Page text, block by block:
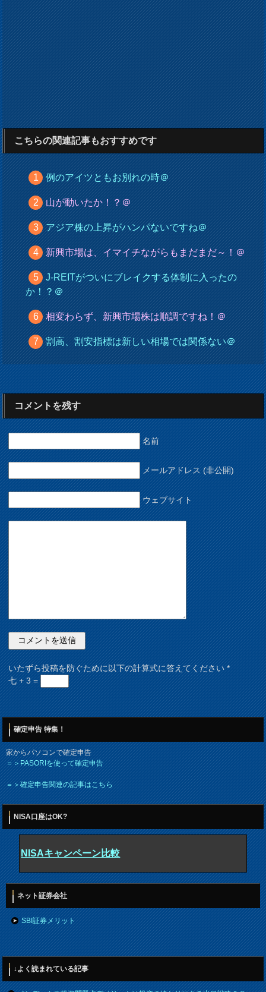
こちらの関連記事もおすすめです
例のアイツともお別れの時＠
山が動いたか！？＠
アジア株の上昇がハンパないですね＠
新興市場は、イマイチながらもまだまだ～！＠
J-REITがついにブレイクする体制に入ったの
か！？＠
相変わらず、新興市場株は順調ですね！＠
割高、割安指標は新しい相場では関係ない＠
コメントを残す
名前
メールアドレス (非公開)
ウェブサイト
いたずら投稿を防ぐために以下の計算式に答えてください*
七 + 3 =
確定申告 特集！
家からパソコンで確定申告
＝＞PASORIを使って確定申告
＝＞確定申告関連の記事はこちら
NISA口座はOK?
NISAキャンペーン比較
ネット証券会社
SBI証券メリット
↓よく読まれている記事